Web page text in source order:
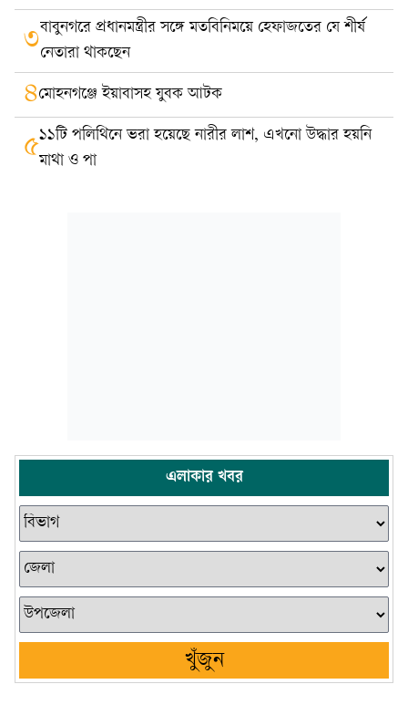
৩বাবুনগরে প্রধানমন্ত্রীর সঙ্গে মতবিনিময়ে হেফাজতের যে শীর্ষ
নেতারা থাকছেন
৪মোহনগঞ্জে ইয়াবাসহ যুবক আটক
৫১১টি পলিথিনে ভরা হয়েছে নারীর লাশ, এখনো উদ্ধার হয়নি
মাথা ও পা
এলাকার খবর
খুঁজুন